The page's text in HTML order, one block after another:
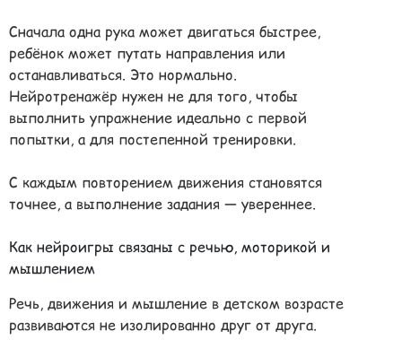
Сначала одна рука может двигаться быстрее,
ребёнок может путать направления или
останавливаться. Это нормально.
Нейротренажёр нужен не для того, чтобы
выполнить упражнение идеально с первой
попытки, а для постепенной тренировки.
С каждым повторением движения становятся
точнее, а выполнение задания — увереннее.
Как нейроигры связаны с речью, моторикой и
мышлением
Речь, движения и мышление в детском возрасте
развиваются не изолированно друг от друга.